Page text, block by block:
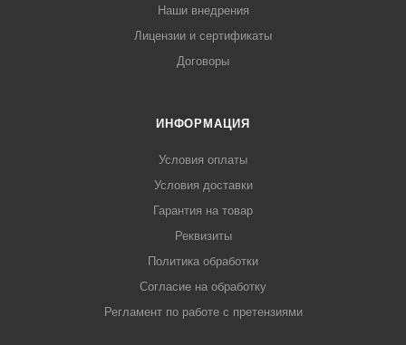
Наши внедрения
Лицензии и сертификаты
Договоры
ИНФОРМАЦИЯ
Условия оплаты
Условия доставки
Гарантия на товар
Реквизиты
Политика обработки
Согласие на обработку
Регламент по работе с претензиями